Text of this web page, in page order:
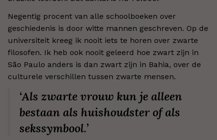
Negentig procent van alle schoolboeken over
geschiedenis is door witte mannen geschreven. Op de
universiteit kreeg ik nooit iets te horen over zwarte
filosofen. Ik heb ook nooit geleerd hoe zwart zijn in
São Paulo anders is dan zwart zijn in Bahia, over de
culturele verschillen tussen zwarte mensen.
‘Als zwarte vrouw kun je alleen
bestaan als huishoudster of als
sekssymbool.’